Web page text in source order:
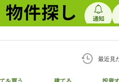
最近見